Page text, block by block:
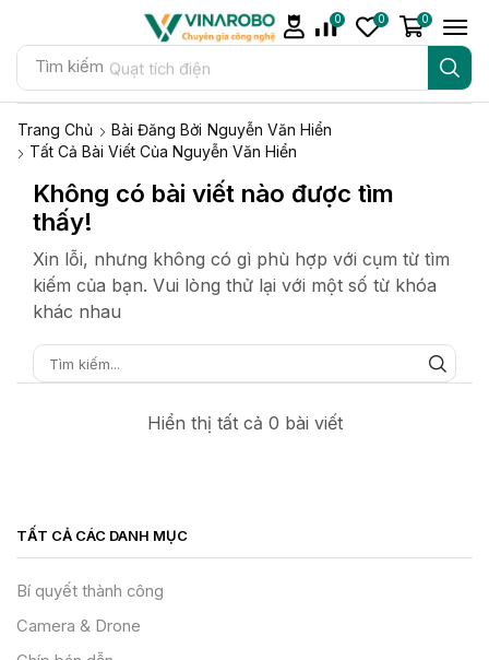
Tìm kiếm Quạt tích điện
0 0 0
Trang Chủ Bài Đăng Bởi Nguyễn Văn Hiển
Tất Cả Bài Viết Của Nguyễn Văn Hiển
Không có bài viết nào được tìm
thấy!
Xin lỗi, nhưng không có gì phù hợp với cụm từ tìm
kiếm của bạn. Vui lòng thử lại với một số từ khóa
khác nhau
Hiển thị tất cả 0 bài viết
TẤT CẢ CÁC DANH MỤC
Bí quyết thành công
Camera & Drone